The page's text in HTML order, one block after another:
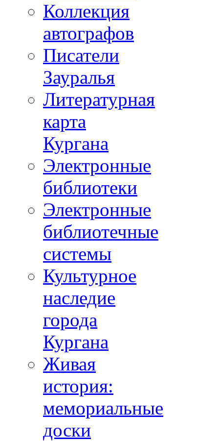
Коллекция
автографов
Писатели
Зауралья
Литературная
карта
Кургана
Электронные
библиотеки
Электронные
библиотечные
системы
Культурное
наследие
города
Кургана
Живая
история:
мемориальные
доски